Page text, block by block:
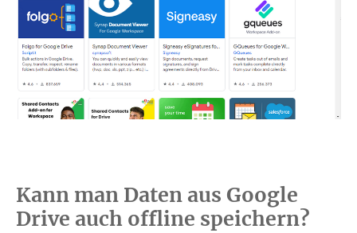
Kann man Daten aus Google
Drive auch offline speichern?